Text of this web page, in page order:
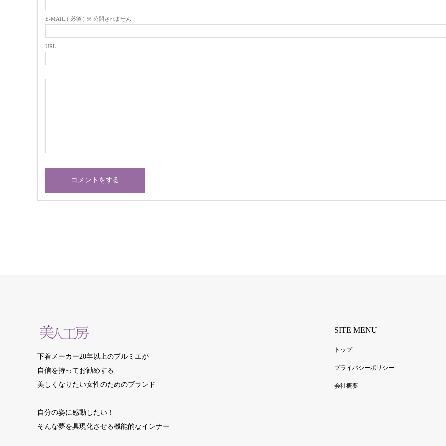
E-MAIL ( 必須 ) ※ 公開されません
URL
下着メーカー20年以上のプルミエが
自信を持ってお勧めする
美しくなりたい女性のためのブランド
自分の姿に感動したい！
そんな夢を具現化させる機能的なインナー
SITE MENU
トップ
プライバシーポリシー
会社概要